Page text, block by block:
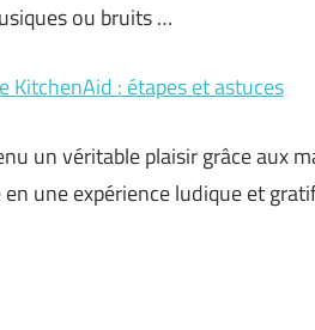
ou bruits …
KitchenAid : étapes et astuces
un véritable plaisir grâce aux
une expérience ludique et